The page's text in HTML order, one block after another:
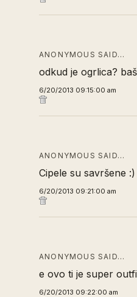
ANONYMOUS SAID…
odkud je ogrlica?
6/20/2013 09:15:00 am
ANONYMOUS SAID…
Cipele su savršene :)
6/20/2013 09:21:00 am
ANONYMOUS SAID…
e ovo ti je super
6/20/2013 09:22:00 am